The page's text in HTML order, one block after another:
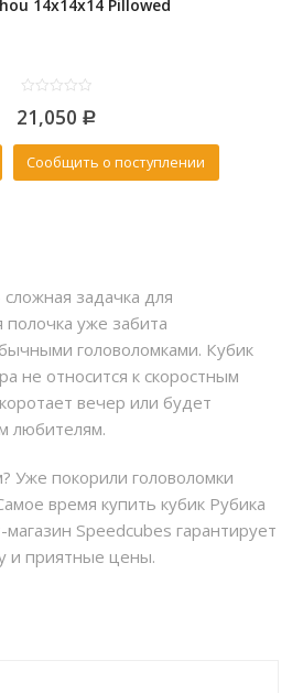
14x14x14 Pillowed
out
5
21,050 Р
Сообщить о поступлении
задачка для
полочка уже забита
головоломками. Кубик
не относится к скоростным
вечер или будет
любителям.
Уже покорили головоломки
время купить кубик Рубика
Speedcubes гарантирует
и приятные цены.